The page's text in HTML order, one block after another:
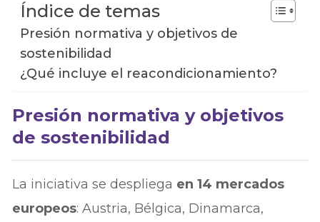
Índice de temas
Presión normativa y objetivos de
sostenibilidad
¿Qué incluye el reacondicionamiento?
Presión normativa y objetivos
de sostenibilidad
La iniciativa se despliega en 14 mercados
europeos: Austria, Bélgica, Dinamarca,